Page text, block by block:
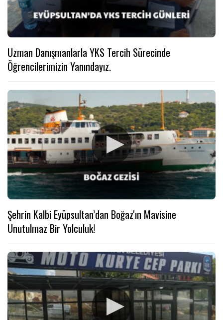
Uzman Danışmanlarla YKS Tercih Sürecinde
Öğrencilerimizin Yanındayız.
Şehrin Kalbi Eyüpsultan’dan Boğaz'ın Mavisine
Unutulmaz Bir Yolculuk!